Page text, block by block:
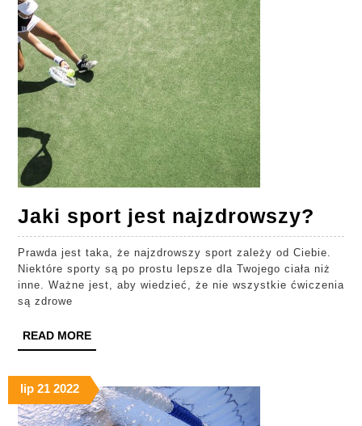
Jaki sport jest najzdrowszy?
jest
Prawda jest taka, że najzdrowszy sport zależy od Ciebie.
Niektóre sporty są po prostu lepsze dla Twojego ciała niż
inne. Ważne jest, aby wiedzieć, że nie wszystkie ćwiczenia
są zdrowe
READ MOREREAD
MORE
lip 21 2022